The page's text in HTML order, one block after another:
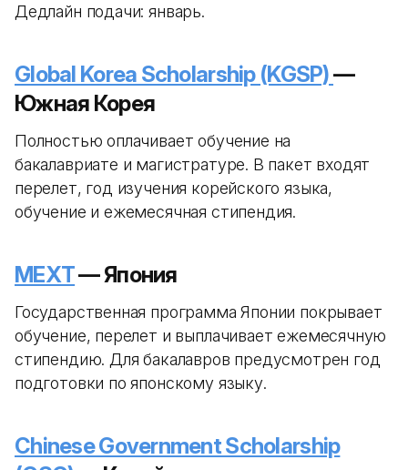
Дедлайн подачи: январь.
Global Korea Scholarship (KGSP)—
Южная Корея
Полностью оплачивает обучение на
бакалавриате и магистратуре. В пакет входят
перелет, год изучения корейского языка,
обучение и ежемесячная стипендия.
MEXT— Япония
Государственная программа Японии покрывает
обучение, перелет и выплачивает ежемесячную
стипендию. Для бакалавров предусмотрен год
подготовки по японскому языку.
Chinese Government Scholarship